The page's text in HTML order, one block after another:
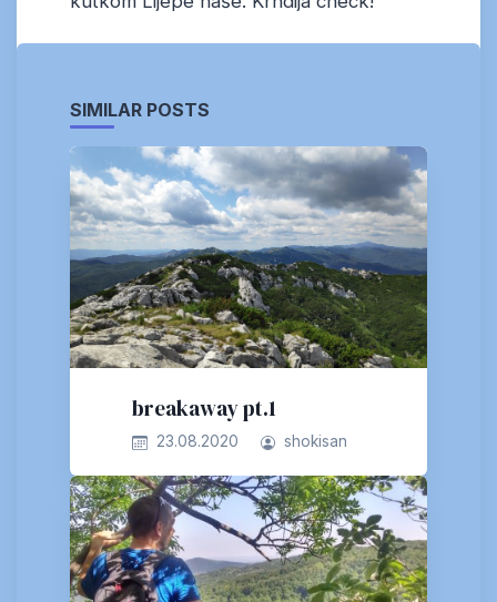
SIMILAR POSTS
breakaway pt.1
23.08.2020 shokisan